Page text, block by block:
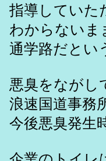
指導していた
わからないま
通学路だとい
悪臭をながし
浪速国道事務
今後悪臭発生